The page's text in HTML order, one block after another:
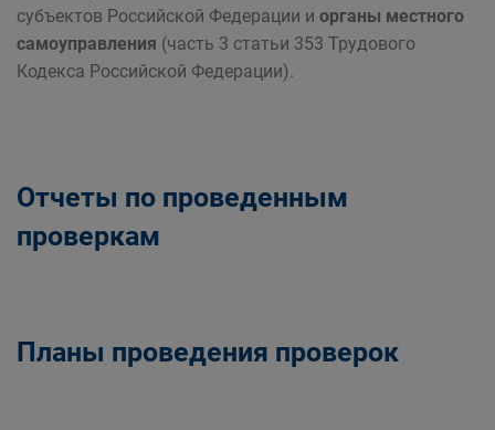
субъектов Российской Федерации и органы местного
самоуправления (часть 3 статьи 353 Трудового
Кодекса Российской Федерации).
Отчеты по проведенным
проверкам
Планы проведения проверок